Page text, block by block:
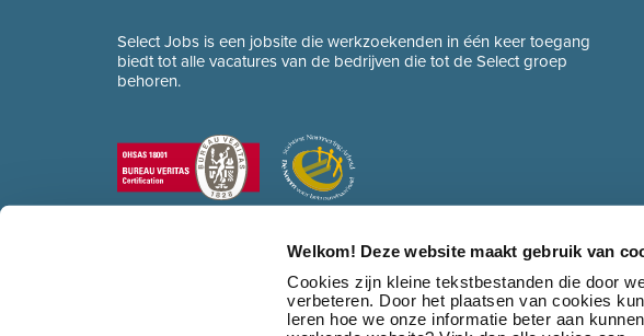
Welkom! Deze website maakt gebruik van
Cookies zijn kleine tekstbestanden die door
verbeteren. Door het plaatsen van cookies
leren hoe we onze informatie beter aan
Select Jobs is een jobsite die werkzoekenden in één keer toegang
biedt tot alle vacatures van de bedrijven die tot de Select groep
behoren.